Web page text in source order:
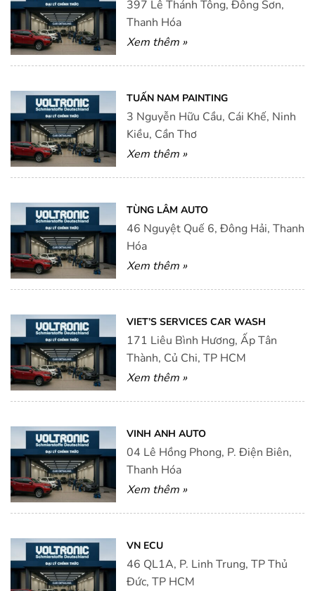
397 Lê Thánh Tông, Đông Sơn,
Thanh Hóa
Xem thêm »
TUẤN NAM PAINTING
3 Nguyễn Hữu Cầu, Cái Khế, Ninh
Kiều, Cần Thơ
Xem thêm »
TÙNG LÂM AUTO
46 Nguyệt Quế 6, Đông Hải, Thanh
Hóa
Xem thêm »
VIET’S SERVICES CAR WASH
171 Liêu Bình Hương, Ấp Tân
Thành, Củ Chi, TP HCM
Xem thêm »
VINH ANH AUTO
04 Lê Hồng Phong, P. Điện Biên,
Thanh Hóa
Xem thêm »
VN ECU
46 QL1A, P. Linh Trung, TP Thủ
Đức, TP HCM